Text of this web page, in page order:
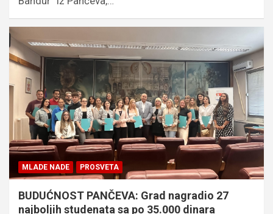
MLADE NADE PROSVETA
BUDUĆNOST PANČEVA: Grad nagradio 27
najboljih studenata sa po 35.000 dinara